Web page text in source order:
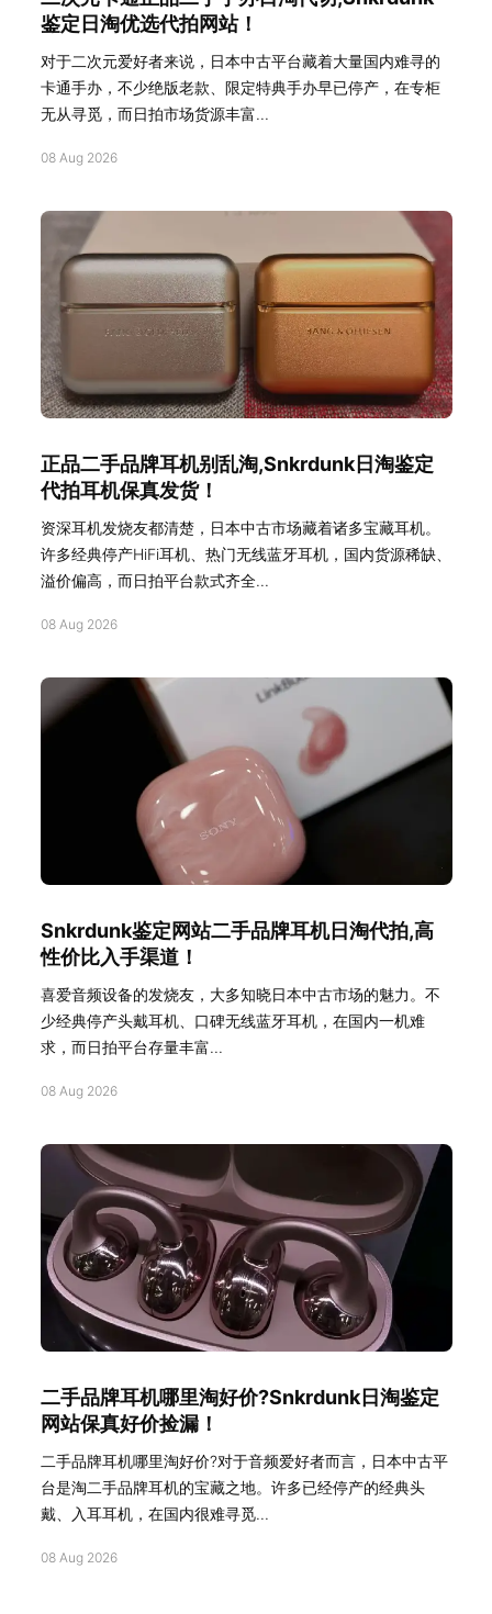
鉴定日淘优选代拍网站！
对于二次元爱好者来说，日本中古平台藏着大量国内难寻的
卡通手办，不少绝版老款、限定特典手办早已停产，在专柜
无从寻觅，而日拍市场货源丰富...
08 Aug 2026
正品二手品牌耳机别乱淘,Snkrdunk日淘鉴定
代拍耳机保真发货！
资深耳机发烧友都清楚，日本中古市场藏着诸多宝藏耳机。
许多经典停产HiFi耳机、热门无线蓝牙耳机，国内货源稀缺、
溢价偏高，而日拍平台款式齐全...
08 Aug 2026
Snkrdunk鉴定网站二手品牌耳机日淘代拍,高
性价比入手渠道！
喜爱音频设备的发烧友，大多知晓日本中古市场的魅力。不
少经典停产头戴耳机、口碑无线蓝牙耳机，在国内一机难
求，而日拍平台存量丰富...
08 Aug 2026
二手品牌耳机哪里淘好价?Snkrdunk日淘鉴定
网站保真好价捡漏！
二手品牌耳机哪里淘好价?对于音频爱好者而言，日本中古平
台是淘二手品牌耳机的宝藏之地。许多已经停产的经典头
戴、入耳耳机，在国内很难寻觅...
08 Aug 2026